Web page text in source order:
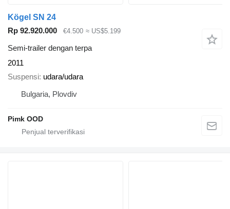
Kögel SN 24
Rp 92.920.000
€4.500 ≈ US$5.199
Semi-trailer dengan terpa
2011
Suspensi udara/udara
Bulgaria, Plovdiv
Pimk OOD